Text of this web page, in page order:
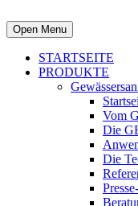
Open Menu
STARTSEITE
PRODUKTE
Vom
Die
Die